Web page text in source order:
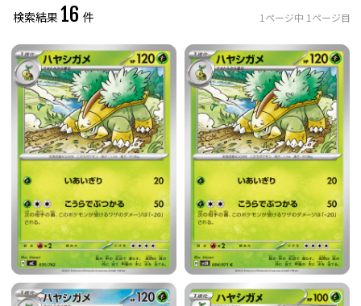
レアリティ 0件選択中
ミラー仕様のカード 0件選択中
検索結果 16 件 1 ページ中 1 ページ目